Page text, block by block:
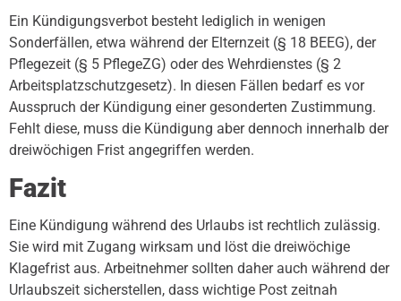
Ein Kündigungsverbot besteht lediglich in wenigen
Sonderfällen, etwa während der Elternzeit (§ 18 BEEG), der
Pflegezeit (§ 5 PflegeZG) oder des Wehrdienstes (§ 2
Arbeitsplatzschutzgesetz). In diesen Fällen bedarf es vor
Ausspruch der Kündigung einer gesonderten Zustimmung.
Fehlt diese, muss die Kündigung aber dennoch innerhalb der
dreiwöchigen Frist angegriffen werden.
Fazit
Eine Kündigung während des Urlaubs ist rechtlich zulässig.
Sie wird mit Zugang wirksam und löst die dreiwöchige
Klagefrist aus. Arbeitnehmer sollten daher auch während der
Urlaubszeit sicherstellen, dass wichtige Post zeitnah